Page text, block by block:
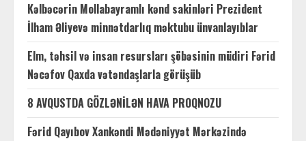
Kəlbəcərin Mollabayramlı kənd sakinləri Prezident
İlham Əliyevə minnətdarlıq məktubu ünvanlayıblar
Elm, təhsil və insan resursları şöbəsinin müdiri Fərid
Nəcəfov Qaxda vətəndaşlarla görüşüb
8 AVQUSTDA GÖZLƏNİLƏN HAVA PROQNOZU
Fərid Qayıbov Xankəndi Mədəniyyət Mərkəzində